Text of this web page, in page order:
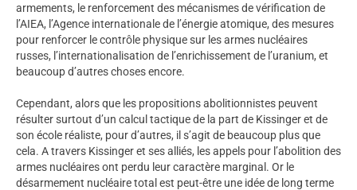
armements, le renforcement des mécanismes de vérification de
l’AIEA, l’Agence internationale de l’énergie atomique, des mesures
pour renforcer le contrôle physique sur les armes nucléaires
russes, l’internationalisation de l’enrichissement de l’uranium, et
beaucoup d’autres choses encore.
Cependant, alors que les propositions abolitionnistes peuvent
résulter surtout d’un calcul tactique de la part de Kissinger et de
son école réaliste, pour d’autres, il s’agit de beaucoup plus que
cela. A travers Kissinger et ses alliés, les appels pour l’abolition des
armes nucléaires ont perdu leur caractère marginal. Or le
désarmement nucléaire total est peut-être une idée de long terme